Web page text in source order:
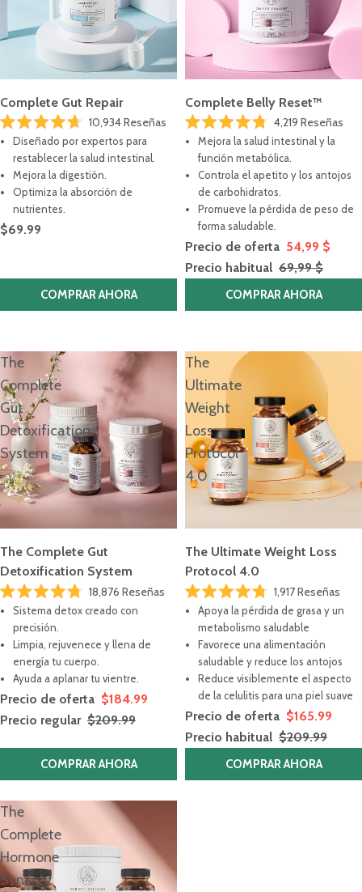
Complete Gut Repair
Calificado
4.7
estrellas
10,934Reseñas
Diseñado por expertos para
restablecer la salud intestinal.
Mejora la digestión.
Optimiza la absorción de
nutrientes.
$69.99
COMPRAR AHORA
Complete Belly Reset™
Calificado
4.8
estrellas
4,219 Reseñas
Mejora la salud intestinal y la
función metabólica.
Controla el apetito y los antojos
de carbohidratos.
Promueve la pérdida de peso de
forma saludable.
Precio de oferta 54,99 $
Precio habitual 69,99 $
COMPRAR AHORA
¿No sabes por dónde empezar?
The
Complete
Gut
Detoxification
System
The Complete Gut
Detoxification System
Calificado
4.8
estrellas
18,876 Reseñas
Sistema detox creado con
precisión.
Limpia, rejuvenece y llena de
energía tu cuerpo.
Ayuda a aplanar tu vientre.
Precio de oferta $184.99
Precio regular $209.99
COMPRAR AHORA
The
Ultimate
Weight
Loss
Protocol
4.0
The Ultimate Weight Loss
Protocol 4.0
Calificado
4.8
estrellas
1,917Reseñas
Apoya la pérdida de grasa y un
metabolismo saludable
Favorece una alimentación
saludable y reduce los antojos
Reduce visiblemente el aspecto
de la celulitis para una piel suave
Precio de oferta $165.99
Precio habitual $209.99
COMPRAR AHORA
The
Complete
Hormone
Synergy